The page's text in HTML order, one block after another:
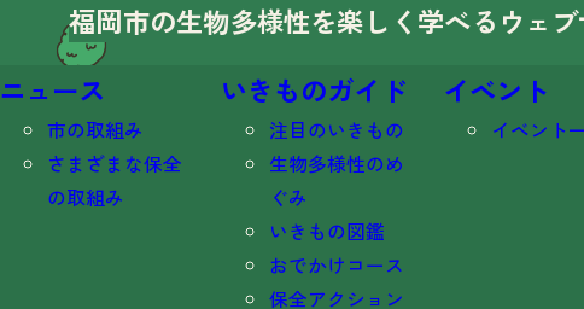
福岡市の生物多様性を楽しく学べる ウェ
ニュース
市の取組み
さまざまな保全
の取組み
いきものガイド
注目のいきもの
生物多様性のめ
ぐみ
いきもの図鑑
おでかけコース
保全アクション
イベント
イベント